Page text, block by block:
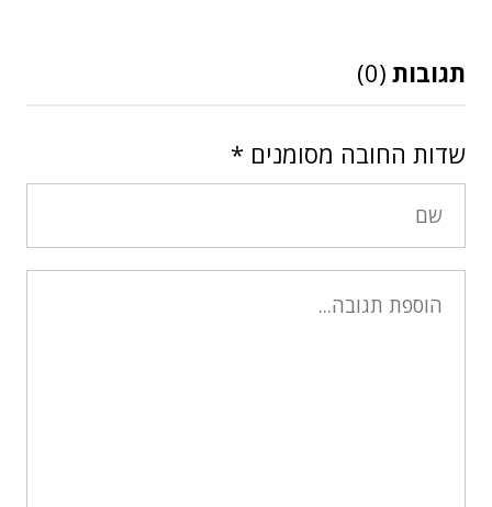
תגובות (0)
שדות החובה מסומנים *